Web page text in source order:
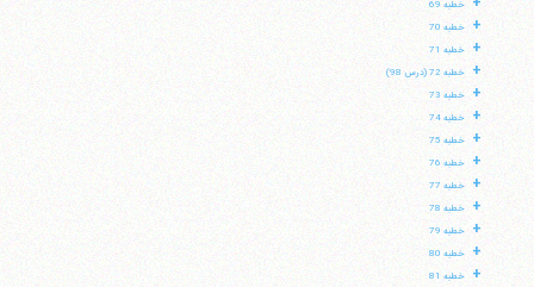
خطبه 69
+ خطبه 70
+ خطبه 71
+ خطبه 72 (درس 98)
+ خطبه 73
+ خطبه 74
+ خطبه 75
+ خطبه 76
+ خطبه 77
+ خطبه 78
+ خطبه 79
+ خطبه 80
+ خطبه 81